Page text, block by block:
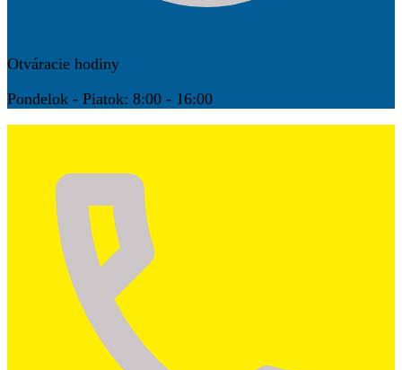
Otváracie hodiny
Pondelok - Piatok: 8:00 - 16:00